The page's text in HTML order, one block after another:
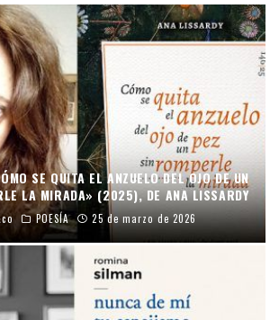
SE QUITA EL ANZUELO DEL OJO DE UN
LA MIRADA» (2025), DE ANA LISSARDY
POESÍA 25 de marzo de 2026